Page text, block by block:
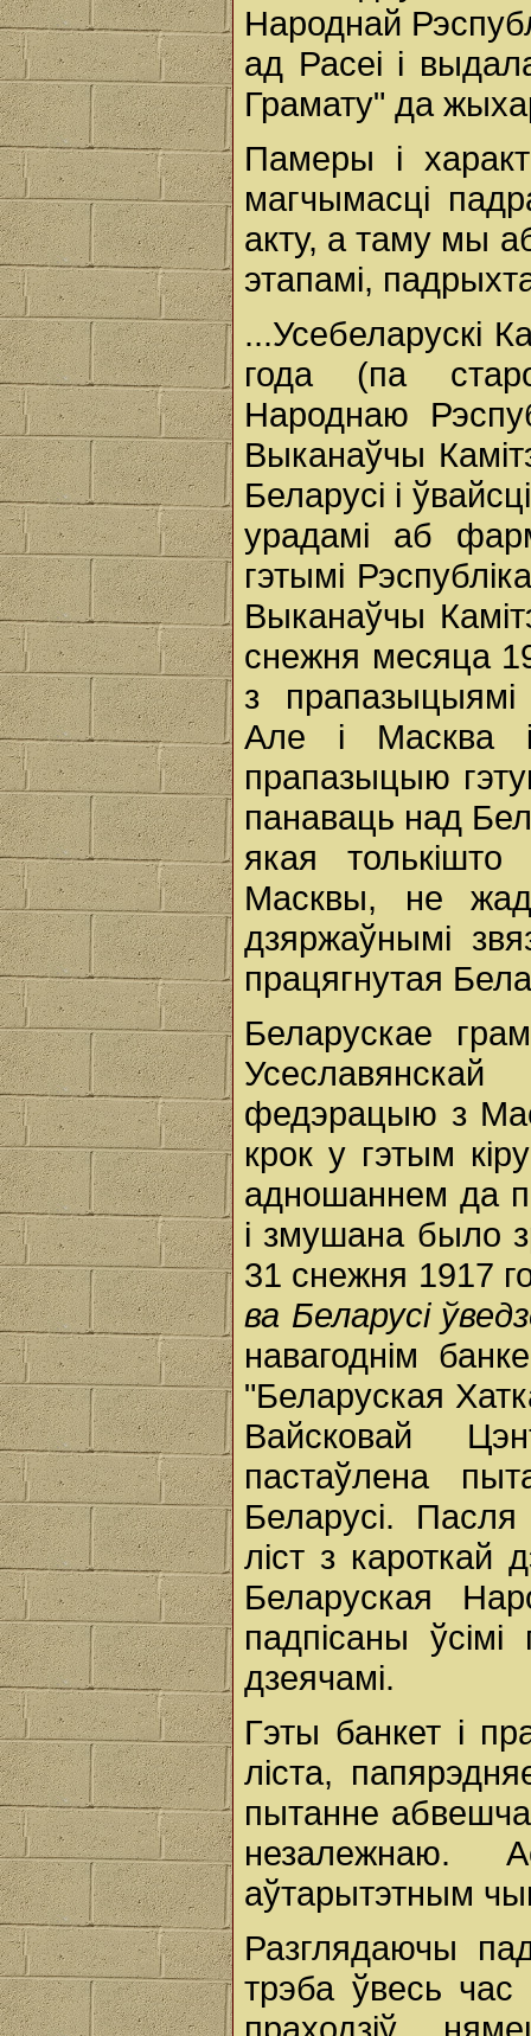
Народнай
ад Расеі і
Грамату" да
Памеры і
магчымасці
акту, а таму мы
этапамі,
...Усебеларускі
года (па
Народнаю
Выканаўчы
Беларусі і
урадамі аб
гэтымі
Выканаўчы
снежня месяца
з прапазыцыямі
Але і Масква
прапазыцыю
панаваць над
якая
Масквы, не
дзяржаўнымі
працягнутая
Беларускае
федэрацыю з
крок у гэтым
адношаннем да
і змушана было
31 снежня 1917
ва Беларусі
навагоднім
"Беларуская
Вайсковай
пастаўлена
Беларусі.
ліст з
Беларуская
падпісаны
дзеячамі.
Гэты банкет і
ліста,
пытанне
незалежнаю.
аўтарытэтным
Разглядаючы
трэба ўвесь